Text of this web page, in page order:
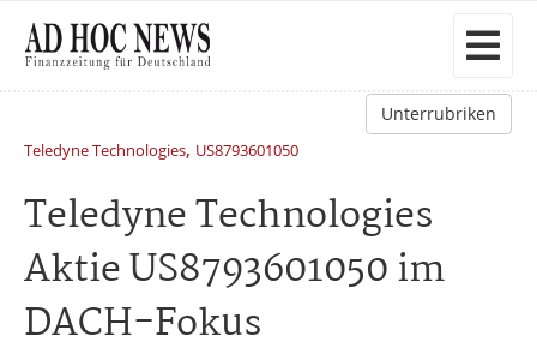
Unterrubriken
Teledyne Technologies, US8793601050
Teledyne Technologies
Aktie US8793601050 im
DACH-Fokus